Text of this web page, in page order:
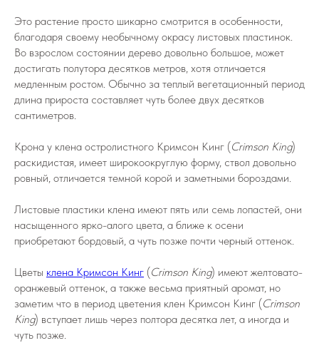
Это растение просто шикарно смотрится в особенности,
благодаря своему необычному окрасу листовых пластинок.
Во взрослом состоянии дерево довольно большое, может
достигать полутора десятков метров, хотя отличается
медленным ростом. Обычно за теплый вегетационный период
длина прироста составляет чуть более двух десятков
сантиметров.
Крона у клена остролистного Кримсон Кинг (Crimson King)
раскидистая, имеет широкоокруглую форму, ствол довольно
ровный, отличается темной корой и заметными бороздами.
Листовые пластики клена имеют пять или семь лопастей, они
насыщенного ярко-алого цвета, а ближе к осени
приобретают бордовый, а чуть позже почти черный оттенок.
Цветы клена Кримсон Кинг (Crimson King) имеют желтовато-
оранжевый оттенок, а также весьма приятный аромат, но
заметим что в период цветения клен Кримсон Кинг (Crimson
King) вступает лишь через полтора десятка лет, а иногда и
чуть позже.